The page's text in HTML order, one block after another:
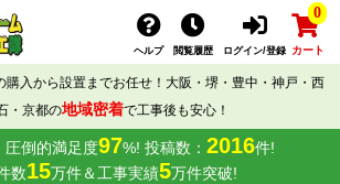
ヘルプ 閲覧履歴 ログイン/登録
0
カート
購入から設置までお任せ！大阪・堺・豊中・神戸・西
・京都の地域密着で工事後も安心！
圧倒的満足度97%! 投稿数： 2016件!
数15万件＆工事実績5万件突破!